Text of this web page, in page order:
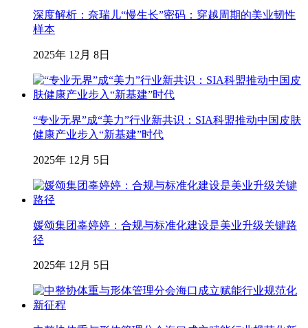
深度解析：奈瑞儿“慢生长”密码：穿越周期的美业韧性
样本
2025年 12月 8日
“专业无界”成“美力”行业新共识：SIA科盟推动中国皮肤
健康产业步入“新基建”时代
2025年 12月 5日
媛颂集团辜婷婷：合规与标准化建设是美业升级关键路
径
2025年 12月 5日